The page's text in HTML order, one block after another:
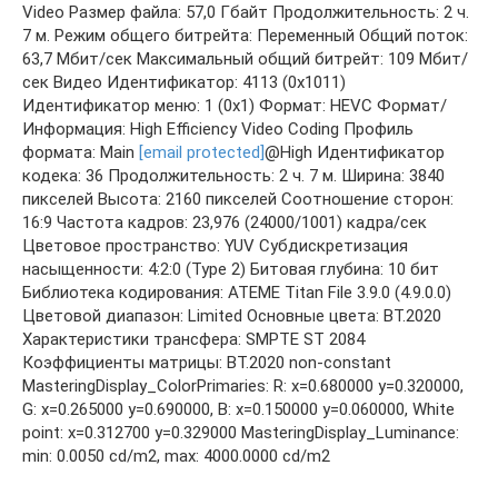
Video Размер файла: 57,0 Гбайт Продолжительность: 2 ч.
7 м. Режим общего битрейта: Переменный Общий поток:
63,7 Мбит/сек Максимальный общий битрейт: 109 Мбит/
сек Видео Идентификатор: 4113 (0x1011)
Идентификатор меню: 1 (0x1) Формат: HEVC Формат/
Информация: High Efficiency Video Coding Профиль
формата: Main [email protected]@High Идентификатор
кодека: 36 Продолжительность: 2 ч. 7 м. Ширина: 3840
пикселей Высота: 2160 пикселей Соотношение сторон:
16:9 Частота кадров: 23,976 (24000/1001) кадра/сек
Цветовое пространство: YUV Субдискретизация
насыщенности: 4:2:0 (Type 2) Битовая глубина: 10 бит
Библиотека кодирования: ATEME Titan File 3.9.0 (4.9.0.0)
Цветовой диапазон: Limited Основные цвета: BT.2020
Характеристики трансфера: SMPTE ST 2084
Коэффициенты матрицы: BT.2020 non-constant
MasteringDisplay_ColorPrimaries: R: x=0.680000 y=0.320000,
G: x=0.265000 y=0.690000, B: x=0.150000 y=0.060000, White
point: x=0.312700 y=0.329000 MasteringDisplay_Luminance:
min: 0.0050 cd/m2, max: 4000.0000 cd/m2